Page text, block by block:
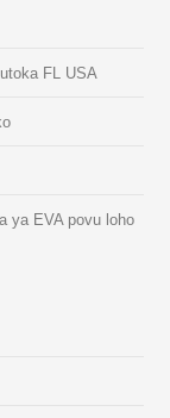
FL USA
ya EVA povu loho